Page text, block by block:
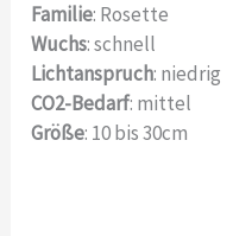
Familie: Rosette
Wuchs: schnell
Lichtanspruch: niedrig
CO2-Bedarf: mittel
Größe: 10 bis 30cm